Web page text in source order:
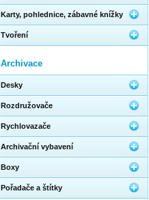
Karty, pohlednice, zábavné knížky
Tvoření
Archivace
Desky
Rozdružovače
Rychlovazače
Archivační vybavení
Boxy
Pořadače a štítky